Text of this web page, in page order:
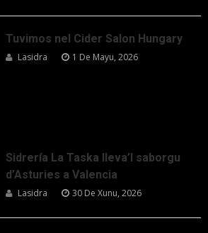
Tuvimos nel Cider Salon Hungary
Lasidra 1 De Mayu, 2026
Sidrería La Taska lleva’l saborgu
d’Asturies a Valencia
Lasidra 30 De Xunu, 2026